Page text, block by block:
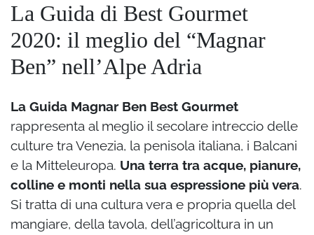
La Guida di Best Gourmet
2020: il meglio del “Magnar
Ben” nell’Alpe Adria
La Guida Magnar Ben Best Gourmet
rappresenta al meglio il secolare intreccio delle
culture tra Venezia, la penisola italiana, i Balcani
e la Mitteleuropa. Una terra tra acque, pianure,
colline e monti nella sua espressione più vera.
Si tratta di una cultura vera e propria quella del
mangiare, della tavola, dell’agricoltura in un